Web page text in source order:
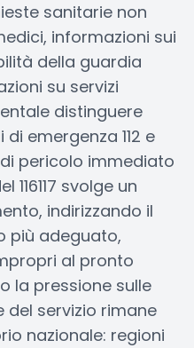
sanitarie non
informazioni sui
della guardia
su servizi
distinguere
emergenza 112 e
di pericolo immediato
svolge un
indirizzando il
più adeguato,
al pronto
la pressione sulle
del servizio rimane
nazionale: regioni